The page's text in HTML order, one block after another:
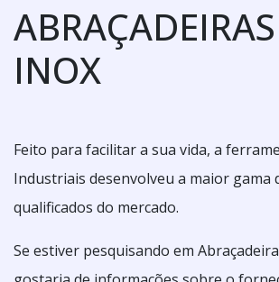
INOX
Feito para facilitar a sua vida, a
Industriais desenvolveu a maior gama
qualificados do mercado.
Se estiver pesquisando em